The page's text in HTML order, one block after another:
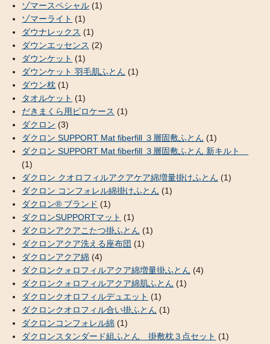
ゾマースペシャル (1)
ゾマーライト (1)
ダウナレックス (1)
ダウンエッセンス (2)
ダウンケット (1)
ダウンケット 羽毛肌ふとん (1)
ダウン枕 (1)
タオルケット (1)
だきまくら用ピロケース (1)
ダクロン (3)
ダクロン SUPPORT Mat fiberfill ３層固敷ふとん (1)
ダクロン SUPPORT Mat fiberfill ３層固敷ふとん 新キルト
(1)
ダクロン クオロフィルアクアケア綿増量掛けふとん (1)
ダクロン コンフォレル綿掛けふとん (1)
ダクロン® ブランド (1)
ダクロンSUPPORTマット (1)
ダクロンアクアこたつ掛ふとん (1)
ダクロンアクア洗える座布団 (1)
ダクロンアクア綿 (4)
ダクロンクォロフィルアクア綿増量掛ふとん (4)
ダクロンクォロフィルアクア綿肌ふとん (1)
ダクロンクオロフィルデュエット (1)
ダクロンクオロフィル合い掛ふとん (1)
ダクロンコンフォレル綿 (1)
ダクロンスタンダード組ふとん 掛敷枕３点セット (1)